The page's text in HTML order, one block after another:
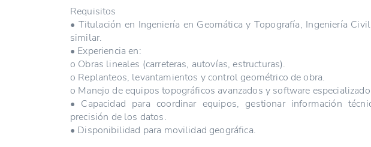
Requisitos
• Titulación en Ingeniería en Geomática y Topografía, Ingeniería
similar.
• Experiencia en:
o Obras lineales (carreteras, autovías, estructuras).
o Replanteos, levantamientos y control geométrico de obra.
o Manejo de equipos topográficos avanzados y software
• Capacidad para coordinar equipos, gestionar información
precisión de los datos.
• Disponibilidad para movilidad geográfica.